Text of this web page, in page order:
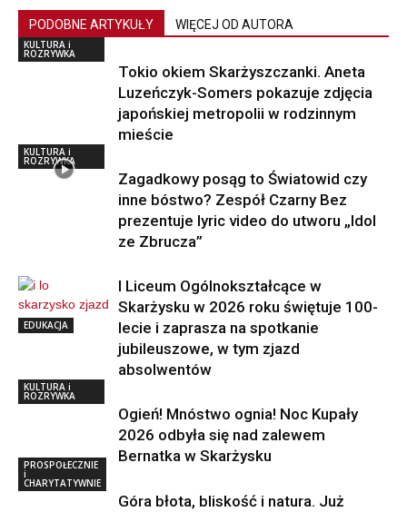
PODOBNE ARTYKUŁY WIĘCEJ OD AUTORA
KULTURA i
ROZRYWKA
Tokio okiem Skarżyszczanki. Aneta
Luzeńczyk-Somers pokazuje zdjęcia
japońskiej metropolii w rodzinnym
mieście
KULTURA i
ROZRYWKA
Zagadkowy posąg to Światowid czy
inne bóstwo? Zespół Czarny Bez
prezentuje lyric video do utworu „Idol
ze Zbrucza”
EDUKACJA
I Liceum Ogólnokształcące w
Skarżysku w 2026 roku świętuje 100-
lecie i zaprasza na spotkanie
jubileuszowe, w tym zjazd
absolwentów
KULTURA i
ROZRYWKA
Ogień! Mnóstwo ognia! Noc Kupały
2026 odbyła się nad zalewem
Bernatka w Skarżysku
PROSPOŁECZNIE
i
CHARYTATYWNIE
Góra błota, bliskość i natura. Już